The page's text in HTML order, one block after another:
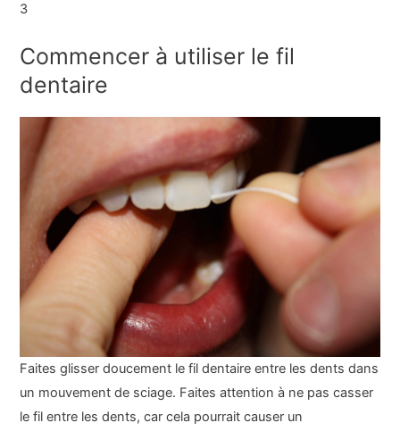
3
Commencer à utiliser le fil
dentaire
Faites glisser doucement le fil dentaire entre les dents dans
un mouvement de sciage. Faites attention à ne pas casser
le fil entre les dents, car cela pourrait causer un